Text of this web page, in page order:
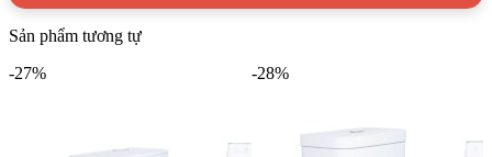
Sản phẩm tương tự
-27%
-28%